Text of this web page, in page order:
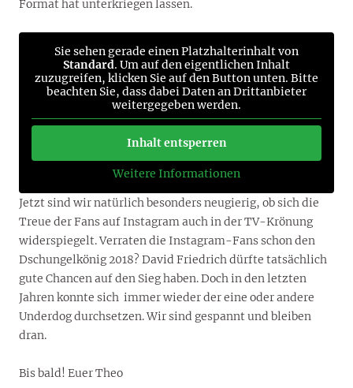
Format hat unterkriegen lassen.
Sie sehen gerade einen Platzhalterinhalt von
Standard. Um auf den eigentlichen Inhalt
zuzugreifen, klicken Sie auf den Button unten. Bitte
beachten Sie, dass dabei Daten an Drittanbieter
weitergegeben werden.
Inhalt entsperren
Weitere Informationen
Jetzt sind wir natürlich besonders neugierig, ob sich die
Treue der Fans auf Instagram auch in der TV-Krönung
widerspiegelt. Verraten die Instagram-Fans schon den
Dschungelkönig 2018? David Friedrich dürfte tatsächlich
gute Chancen auf den Sieg haben. Doch in den letzten
Jahren konnte sich immer wieder der eine oder andere
Underdog durchsetzen. Wir sind gespannt und bleiben
dran.
Bis bald! Euer Theo